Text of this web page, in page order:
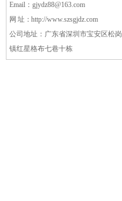
Email：gjydz88@163.com
网 址：http://www.szsgjdz.com
公司地址： 广东省深圳市宝安区松岗
镇红星格布七巷十栋